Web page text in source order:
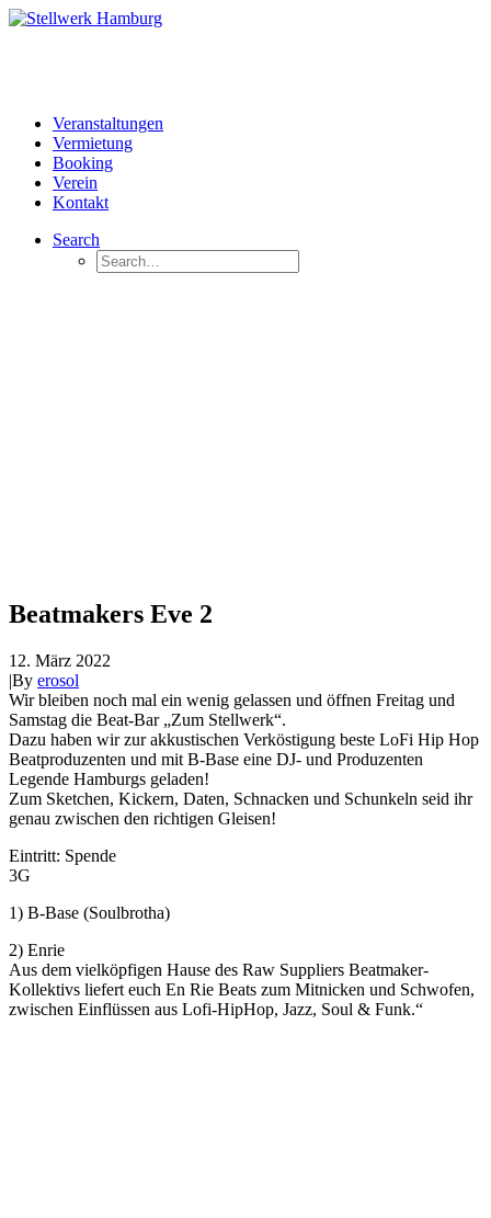
Veranstaltungen
Vermietung
Booking
Verein
Kontakt
Search
Beatmakers Eve 2
12. März 2022
|By erosol
Wir bleiben noch mal ein wenig gelassen und öffnen Freitag und
Samstag die Beat-Bar „Zum Stellwerk“.
Dazu haben wir zur akkustischen Verköstigung beste LoFi Hip Hop
Beatproduzenten und mit B-Base eine DJ- und Produzenten
Legende Hamburgs geladen!
Zum Sketchen, Kickern, Daten, Schnacken und Schunkeln seid ihr
genau zwischen den richtigen Gleisen!
Eintritt: Spende
3G
1) B-Base (Soulbrotha)
2) Enrie
Aus dem vielköpfigen Hause des Raw Suppliers Beatmaker-
Kollektivs liefert euch En Rie Beats zum Mitnicken und Schwofen,
zwischen Einflüssen aus Lofi-HipHop, Jazz, Soul & Funk.“